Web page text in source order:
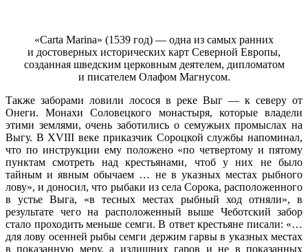
«Carta Marina» (1539 год) — одна из самых ранних
и достоверных исторических карт Северной Европы,
созданная шведским церковным деятелем, дипломатом
и писателем Олафом Магнусом.
Также заборами ловили лосося в реке Выг — к северу от
Онеги. Монахи Соловецкого монастыря, которые владели
этими землями, очень заботились о семужьих промыслах на
Выгу. В XVIII веке приказчик Сороцкой службы напоминал,
что по инструкции ему положено «по четвертому и пятому
пунктам смотреть над крестьянами, чтоб у них не было
тайным и явным обычаем … не в указных местах рыбного
лову», и доносил, что рыбаки из села Сорока, расположенного
в устье Выга, «в тесных местах рыбный ход отняли», в
результате чего на расположенный выше Чеботский забор
стало проходить меньше семги. В ответ крестьяне писали: «…
для лову осенней рыбы семги держим гарвы в указных местах
в показанную меру, а излишних гаров и не в показанных